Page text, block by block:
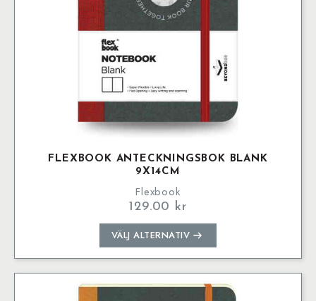
FLEXBOOK ANTECKNINGSBOK BLANK
9X14CM
Flexbook
129.00 kr
VÄLJ ALTERNATIV
Den
här
produkten
har
flera